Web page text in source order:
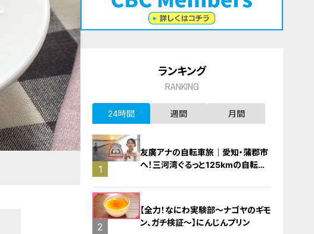
ランキング
RANKING
24時間 週間 月間
1
友廣アナの自転車旅｜愛知・蒲郡市
へ！三河湾ぐるっと125kmの自転車
2
【全力！なにわ実験部～ナゴヤのギモ
ン、ガチ検証～】にんじんプリン